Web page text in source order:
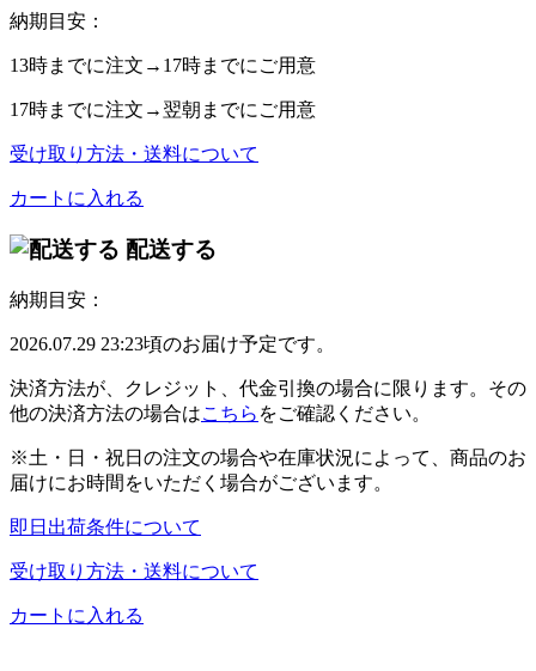
納期目安：
13時までに注文→ 17時までにご用意
17時までに注文→ 翌朝 までにご用意
受け取り方法・送料について
カートに入れる
配送する
納期目安：
2026.07.29 23:23頃のお届け予定です。
決済方法が、クレジット、代金引換の場合に限ります。その
他の決済方法の場合はこちら をご確認ください。
※土・日・祝日の注文の場合や在庫状況によって、商品のお
届けにお時間をいただく場合がございます。
即日出荷条件について
受け取り方法・送料について
カートに入れる